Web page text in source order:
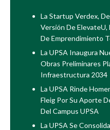
La Startup Verdex,
Versión De ElevateU,
De Emprendimiento
La UPSA Inaugura
Obras Preliminares
Infraestructura 2034
La UPSA Rinde
Fleig Por Su Aporte
Del Campus UPSA
La UPSA Se